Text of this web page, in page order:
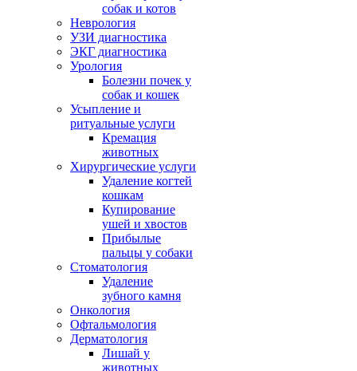
собак и котов
Неврология
УЗИ диагностика
ЭКГ диагностика
Урология
Болезни почек у
собак и кошек
Усыпление и
ритуальные услуги
Кремация
животных
Хирургические услуги
Удаление когтей
кошкам
Купирование
ушей и хвостов
Прибылые
пальцы у собаки
Стоматология
Удаление
зубного камня
Онкология
Офтальмология
Дерматология
Лишай у
животных